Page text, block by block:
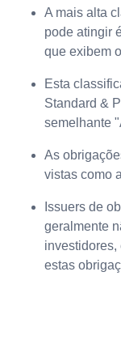
A mais alta
pode atingir
que exibem
Esta
Standard &
semelhante
As
vistas como
Issuers de
geralmente
investidores,
estas